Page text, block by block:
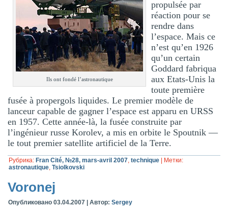
Ils ont fondé l’astronautique
propulsée par
réaction pour se
rendre dans
l’espace. Mais ce
n’est qu’en 1926
qu’un certain
Goddard fabriqua
aux Etats-Unis la
toute première
fusée à propergols liquides. Le premier modèle de
lanceur capable de gagner l’espace est apparu en URSS
en 1957. Cette année-là, la fusée construite par
l’ingénieur russe Korolev, a mis en orbite le Spoutnik —
le tout premier satellite artificiel de la Terre.
Рубрика: Fran Cité, №28, mars-avril 2007,technique
Метки:
astronautique,Tsiolkovski
Voronej
Опубликовано 03.04.2007 |Автор: Sergey